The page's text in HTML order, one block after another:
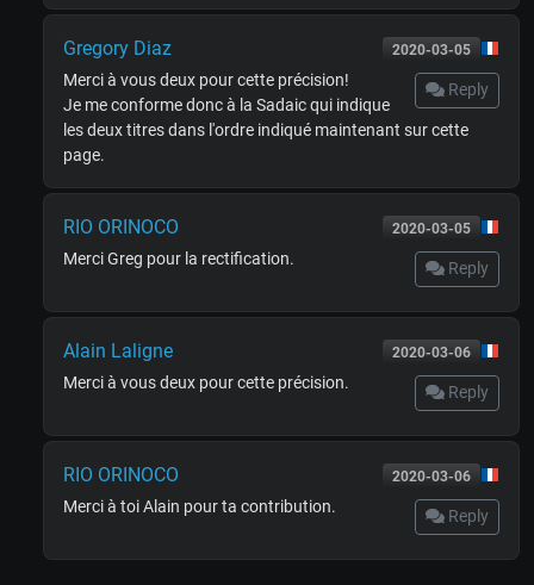
2020-03-05
Gregory Diaz
Reply
Merci à vous deux pour cette précision!
Je me conforme donc à la Sadaic qui indique
les deux titres dans l'ordre indiqué maintenant sur cette
page.
2020-03-05
RIO ORINOCO
Reply
Merci Greg pour la rectification.
2020-03-06
Alain Laligne
Reply
Merci à vous deux pour cette précision.
2020-03-06
RIO ORINOCO
Reply
Merci à toi Alain pour ta contribution.